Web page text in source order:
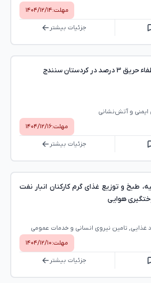
مهلت:۱۴۰۴/۱۲/۱۴
جزئیات بیشتر
در کردستان سنندج
و آتش‌‌نشانی
مهلت:۱۴۰۴/۱۲/۱۶
جزئیات بیشتر
طبخ و توزیع غذای گرم کارکنان انبار نفت
هوایی
غذایی, تامین نیروی انسانی و خدمات عمومی
مهلت:۱۴۰۴/۱۲/۱۰
جزئیات بیشتر